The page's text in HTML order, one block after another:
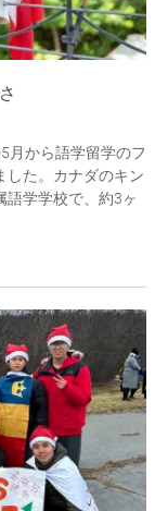
月から語学留学のフ
した。カナダのキン
語学学校で、約3ヶ